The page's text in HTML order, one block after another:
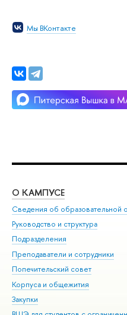
Мы ВКонтакте
О КАМПУСЕ
Сведения об образовательной
Руководство и структура
Подразделения
Преподаватели и сотрудники
Попечительский совет
Корпуса и общежития
Закупки